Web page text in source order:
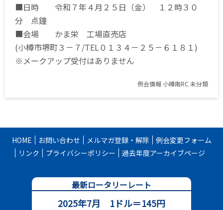
■日時 令和７年４月２５日（金） １２時３０
分 点鐘
■会場 かま栄 工場直売店
(小樽市堺町３－７/TEL０１３４－２５－６１８１)
※メークアップ受付はありません
例会情報 小樽南RC 未分類
HOME お問い合わせ メルマガ登録・解除
例会変更フォーム
リンク
プライバシーポリシー 過去年度アーカイブページ
最新ロータリーレート
2025年7月 1ドル＝145円